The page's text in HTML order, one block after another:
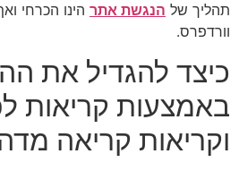
תהליך של הנגשת אתר הינו הכרחי
וורדפרס.
כיצד להגדיל את
באמצעות קריאות
וקריאות קריאה